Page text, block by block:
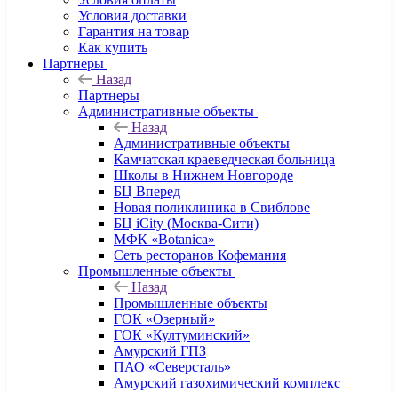
Условия доставки
Гарантия на товар
Как купить
Партнеры
Назад
Партнеры
Административные объекты
Назад
Административные объекты
Камчатская краеведческая больница
Школы в Нижнем Новгороде
БЦ Вперед
Новая поликлиника в Свиблове
БЦ iCity (Москва-Сити)
МФК «Botanica»
Сеть ресторанов Кофемания
Промышленные объекты
Назад
Промышленные объекты
ГОК «Озерный»
ГОК «Култуминский»
Амурский ГПЗ
ПАО «Северсталь»
Амурский газохимический комплекс